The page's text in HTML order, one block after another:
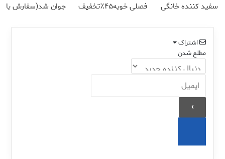
سفید کننده خانگی
فصلی خوبه۴۵٪تخفیف
جوان شد(سفارش با
اشتراک
مطلع شدن